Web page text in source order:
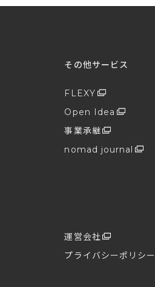
その他サービス
FLEXY
Open Idea
事業承継
nomad journal
運営会社
プライバシーポリシー